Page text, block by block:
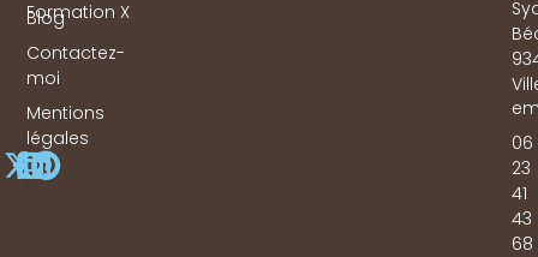
Formation X
Blog
Contactez-
moi
Mentions
légales
06
23
41
43
68